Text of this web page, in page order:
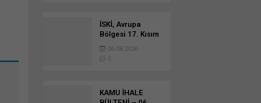
İSKİ, Avrupa
Bölgesi 17. Kısım
Müteferrik Atık
Su, Yağmursuyu
Kanalı Ve Dere
06.08.2026
0
KAMU İHALE